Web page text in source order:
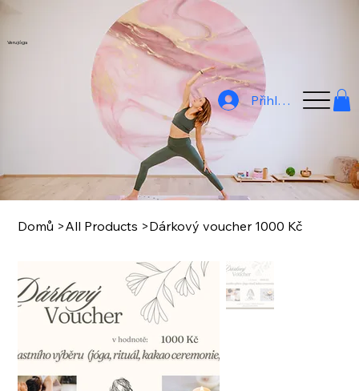
Veru jóga
Přihlásit
Domů >All Products >Dárkový voucher 1000 Kč